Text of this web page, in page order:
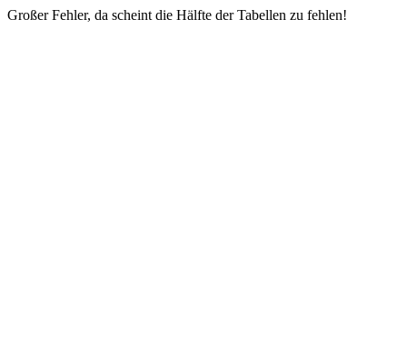
Großer Fehler, da scheint die Hälfte der Tabellen zu fehlen!